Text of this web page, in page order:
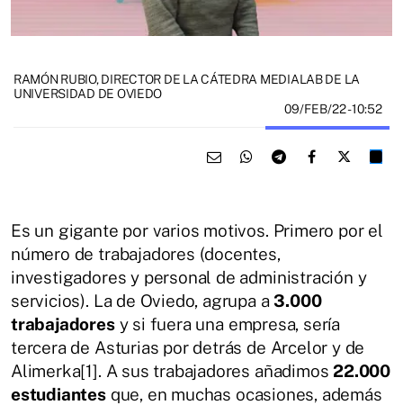
RAMÓN RUBIO, DIRECTOR DE LA CÁTEDRA MEDIALAB DE LA
UNIVERSIDAD DE OVIEDO
09/FEB/22- 10:52
Es un gigante por varios motivos. Primero por el
número de trabajadores (docentes,
investigadores y personal de administración y
servicios). La de Oviedo, agrupa a 3.000
trabajadoresy si fuera una empresa, sería
tercera de Asturias por detrás de Arcelor y de
Alimerka[1]. A sus trabajadores añadimos22.000
estudiantesque, en muchas ocasiones, además